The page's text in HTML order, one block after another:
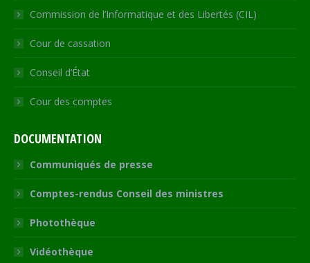
Commission de l’Informatique et des Libertés (CIL)
Cour de cassation
Conseil d’État
Cour des comptes
DOCUMENTATION
Communiqués de presse
Comptes-rendus Conseil des ministres
Photothèque
Vidéothèque